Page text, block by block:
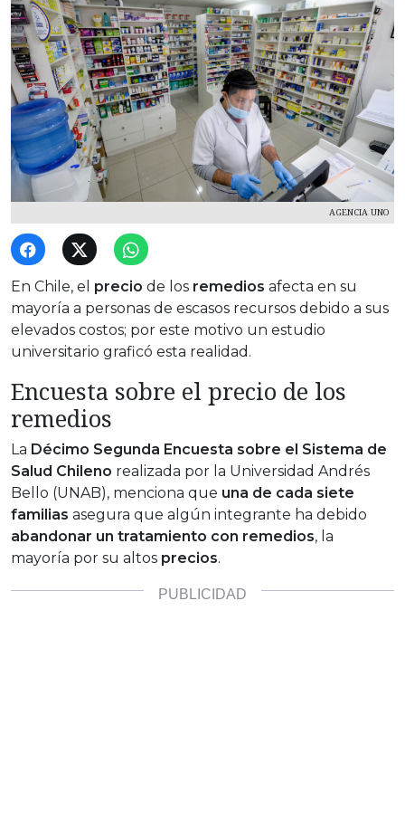
AGENCIA UNO
En Chile, el precio de los remedios afecta en su
mayoría a personas de escasos recursos debido a sus
elevados costos; por este motivo un estudio
universitario graficó esta realidad.
Encuesta sobre el precio de los
remedios
La Décimo Segunda Encuesta sobre el Sistema de
Salud Chileno realizada por la Universidad Andrés
Bello (UNAB), menciona que una de cada siete
familias asegura que algún integrante ha debido
abandonar un tratamiento con remedios, la
mayoría por su altos precios.